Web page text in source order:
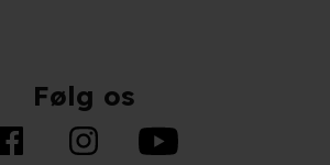
Følg os